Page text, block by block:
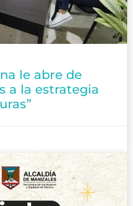
le abre de
a la estrategia